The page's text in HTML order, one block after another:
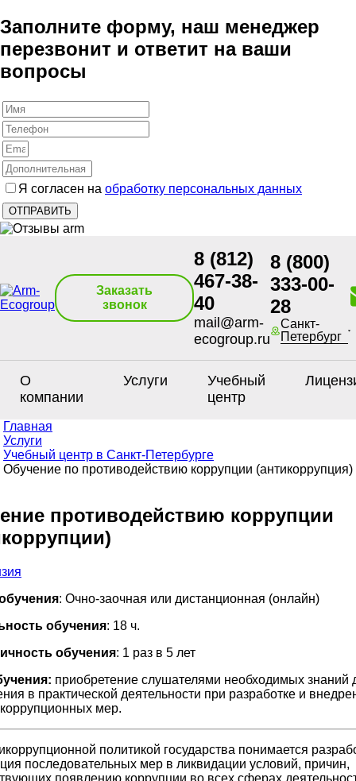
Заполните форму, наш менеджер
перезвонит и ответит на ваши
вопросы
Я согласен на обработку персональных данных
Заказать
звонок
8 (812)
467-38-
40
mail@arm-
ecogroup.ru
8 (800)
333-00-
28
Санкт-
Петербург
О
компании
Услуги
Учебный
центр
Главная
Услуги
Учебный центр в Санкт-Петербурге
Обучение по противодействию коррупции (антикоррупция)
противодействию коррупции
: Очно-заочная или дистанционная (онлайн)
обучения: 18 ч.
обучения: 1 раз в 5 лет
приобретение слушателями необходимых знаний
в практической деятельности при разработке и
мер.
политикой государства понимается
последовательных мер в ликвидации условий, причин,
появлению коррупции во всех сферах